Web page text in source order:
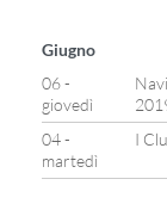
Giugno
06 -
giovedì
04 -
martedì
I